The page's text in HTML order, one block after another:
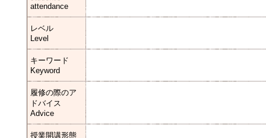
attendance
レベル
Level
キーワード
Keyword
履修の際のア
ドバイス
Advice
授業開講形態